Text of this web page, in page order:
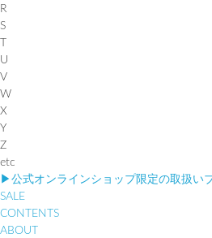
R
S
T
U
V
W
X
Y
Z
etc
▶︎公式オンラインショップ限定の取扱い
SALE
CONTENTS
ABOUT